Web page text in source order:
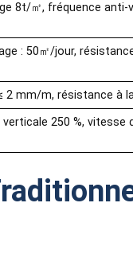
8t/㎡, fréquence anti-
: 50㎡/jour,
2 mm/m, résistance à
verticale 250 %,